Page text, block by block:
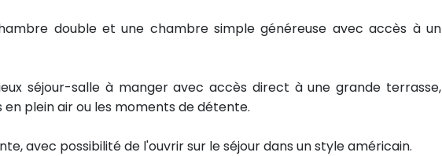
double et une chambre simple généreuse avec accès à un
séjour-salle à manger avec accès direct à une grande terrasse,
en plein air ou les moments de détente.
avec possibilité de l'ouvrir sur le séjour dans un style américain.